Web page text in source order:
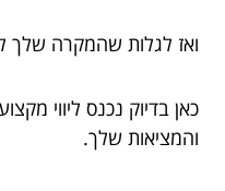
ואז לגלות שהמקרה שלך
כאן בדיוק נכנס ליווי
והמציאות שלך.